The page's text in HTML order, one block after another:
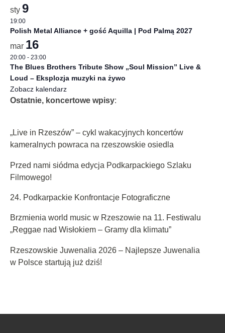
sty 9
19:00
Polish Metal Alliance + gość Aquilla | Pod Palmą 2027
mar 16
20:00 - 23:00
The Blues Brothers Tribute Show „Soul Mission” Live &
Loud – Eksplozja muzyki na żywo
Zobacz kalendarz
Ostatnie, koncertowe wpisy:
„Live in Rzeszów” – cykl wakacyjnych koncertów
kameralnych powraca na rzeszowskie osiedla
Przed nami siódma edycja Podkarpackiego Szlaku
Filmowego!
24. Podkarpackie Konfrontacje Fotograficzne
Brzmienia world music w Rzeszowie na 11. Festiwalu
„Reggae nad Wisłokiem – Gramy dla klimatu”
Rzeszowskie Juwenalia 2026 – Najlepsze Juwenalia
w Polsce startują już dziś!